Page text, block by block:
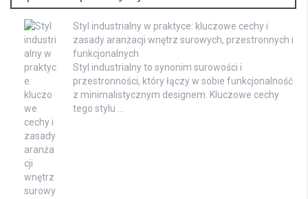
Styl industrialny w praktyce: kluczowe cechy i
zasady aranżacji wnętrz surowych, przestronnych i
funkcjonalnych
Styl industrialny to synonim surowości i
przestronności, który łączy w sobie funkcjonalność
z minimalistycznym designem. Kluczowe cechy
tego stylu …